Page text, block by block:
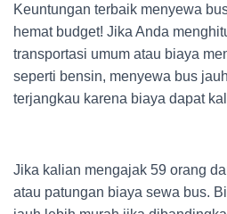
Keuntungan terbaik menyewa
hemat budget! Jika Anda
transportasi umum atau biaya
seperti bensin, menyewa bus
terjangkau karena biaya dapat
Jika kalian mengajak 59 orang
atau patungan biaya sewa bus.